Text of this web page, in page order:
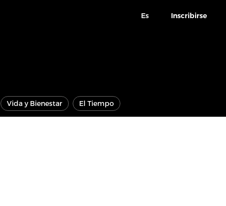
Es Inscribirse
Vida y Bienestar El Tiempo